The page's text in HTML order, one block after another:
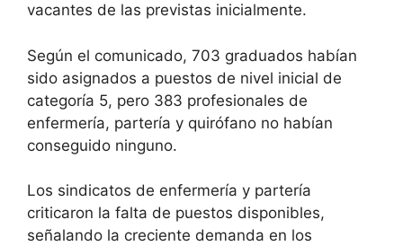
vacantes de las previstas inicialmente.
Según el comunicado, 703 graduados habían
sido asignados a puestos de nivel inicial de
categoría 5, pero 383 profesionales de
enfermería, partería y quirófano no habían
conseguido ninguno.
Los sindicatos de enfermería y partería
criticaron la falta de puestos disponibles,
señalando la creciente demanda en los